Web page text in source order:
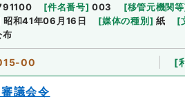
[件名番号] 003 [移管元機関等
昭和41年06月16日 [媒体の種別 ] 紙 [
布
00 [
議会令